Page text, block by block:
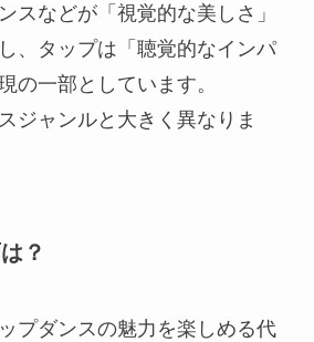
スなどが「視覚的な美しさ」
、タップは「聴覚的なインパ
の一部としています。
ジャンルと大きく異なりま
？
プダンスの魅力を楽しめる代